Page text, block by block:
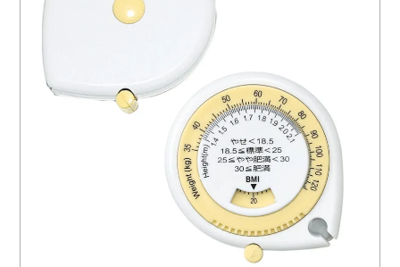
よくあるご質問
お問い合わせ